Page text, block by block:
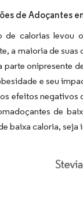
de Adoçantes
de calorias levou
a maioria de
parte onipresente
e seu
efeitos negativos
de
baixa caloria,